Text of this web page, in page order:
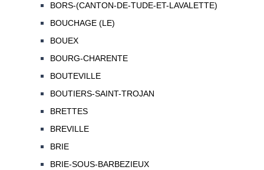
BORS-(CANTON-DE-TUDE-ET-LAVALETTE)
BOUCHAGE (LE)
BOUEX
BOURG-CHARENTE
BOUTEVILLE
BOUTIERS-SAINT-TROJAN
BRETTES
BREVILLE
BRIE
BRIE-SOUS-BARBEZIEUX